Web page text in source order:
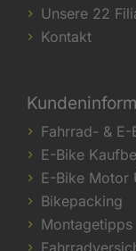
Unsere 22
Kontakt
Fahrrad- &
E-Bike
E-Bike Motor
Bikepacking
Montagetipps